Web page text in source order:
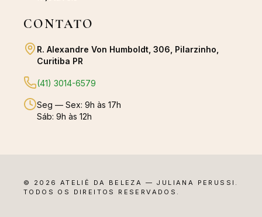
CONTATO
R. Alexandre Von Humboldt, 306, Pilarzinho,
Curitiba PR
(41) 3014-6579
Seg — Sex: 9h às 17h
Sáb: 9h às 12h
© 2026 ATELIÊ DA BELEZA — JULIANA PERUSSI.
TODOS OS DIREITOS RESERVADOS.